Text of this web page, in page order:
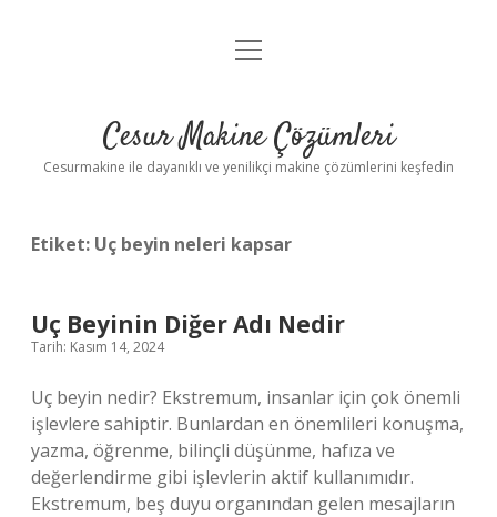
Anasayfa
Yasal Uyarı
menüyü
Cesur Makine Çözümleri
Cesurmakine ile dayanıklı ve yenilikçi makine çözümlerini keşfedin
Etiket: Uç beyin neleri kapsar
Uç Beyinin Diğer Adı Nedir
Tarih: Kasım 14, 2024
Uç beyin nedir? Ekstremum, insanlar için çok önemli
işlevlere sahiptir. Bunlardan en önemlileri konuşma,
yazma, öğrenme, bilinçli düşünme, hafıza ve
değerlendirme gibi işlevlerin aktif kullanımıdır.
Ekstremum, beş duyu organından gelen mesajların